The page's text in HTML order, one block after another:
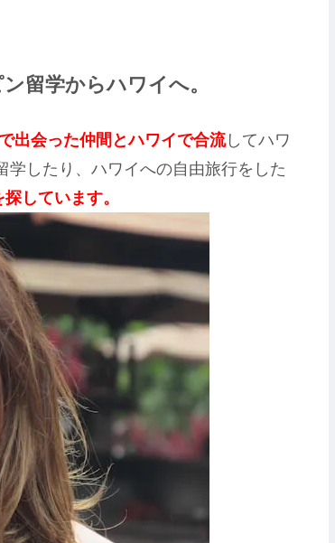
留学からハワイへ。
出会った仲間とハワイで合流してハワ
学したり、ハワイへの自由旅行をした
しています。